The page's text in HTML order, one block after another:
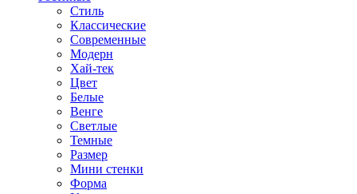
Стиль
Классические
Современные
Модерн
Хай-тек
Цвет
Белые
Венге
Светлые
Темные
Размер
Мини стенки
Форма